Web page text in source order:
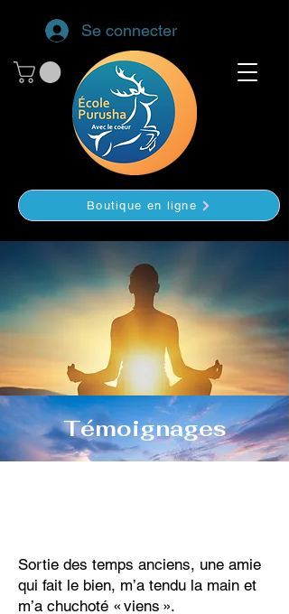
Se connecter
Boutique en ligne
Témoignages
Sortie des temps anciens, une amie
qui fait le bien, m’a tendu la main et
m’a chuchoté « viens ».